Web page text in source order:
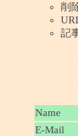
削
記
Name
E-Mail